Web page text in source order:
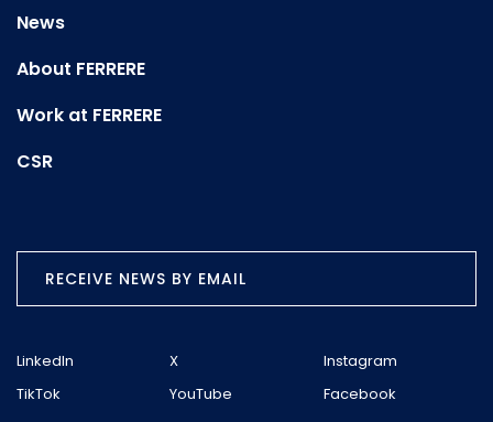
News
About FERRERE
Work at FERRERE
CSR
RECEIVE NEWS BY EMAIL
LinkedIn X
Instagram
TikTok
YouTube
Facebook